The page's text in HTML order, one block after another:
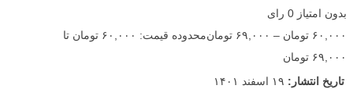
بدون امتیاز 0 رای
۶۰,۰۰۰ تومان – ۶۹,۰۰۰ تومان
محدوده قیمت: ۶۰,۰۰۰ تومان تا
۶۹,۰۰۰ تومان
تاریخ انتشار: ۱۹ اسفند ۱۴۰۱